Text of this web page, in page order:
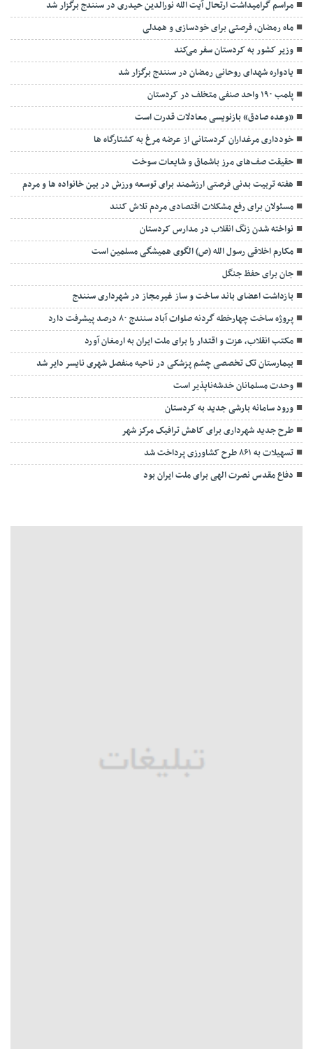
مراسم گرامیداشت ارتحال آیت الله نورالدین حیدری در سنندج برگزار شد
ماه رمضان، فرصتی برای خودسازی و همدلی
وزیر کشور به کردستان سفر می‌کند
یادواره شهدای روحانی رمضان در سنندج برگزار شد
پلمب ۱۹۰ واحد صنفی متخلف در کردستان
«وعده صادق» بازنویسی معادلات قدرت است
خودداری مرغداران کردستانی از عرضه مرغ به کشتارگاه ها
حقیقت صف‌های مرز باشماق و شایعات سوخت
هفته تربیت بدنی فرصتی ارزشمند برای توسعه ورزش در بین خانواده ها و مردم
مسئولان برای رفع مشکلات اقتصادی مردم تلاش کنند
نواخته شدن زنگ انقلاب در مدارس کردستان
مکارم اخلاقی رسول الله (ص) الگوی همیشگی مسلمین است
جان برای حفظ جنگل
بازداشت اعضای باند ساخت و ساز غیرمجاز در شهرداری سنندج
پروژه ساخت چهارخطه گردنه صلوات آباد سنندج ۸۰ درصد پیشرفت دارد
مکتب انقلاب، عزت و اقتدار را برای ملت ایران به ارمغان آورد
بیمارستان تک تخصصی چشم پزشکی در ناحیه منفصل شهری نایسر دایر شد
وحدت مسلمانان خدشه‌ناپذیر است
ورود سامانه بارشی جدید به کردستان
طرح جدید شهرداری برای کاهش ترافیک مرکز شهر
تسهیلات به ۸۶۱ طرح کشاورزی پرداخت شد
دفاع مقدس نصرت الهی برای ملت ایران بود